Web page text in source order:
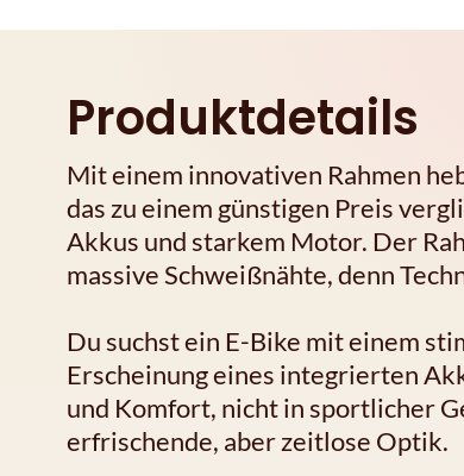
Produktdetails
Mit einem innovativen Rahmen
das zu einem günstigen Preis
Akkus und starkem Motor. Der
massive Schweißnähte, denn
Du suchst ein E-Bike mit einem
Erscheinung eines integrierten
und Komfort, nicht in sportlicher
erfrischende, aber zeitlose Optik.